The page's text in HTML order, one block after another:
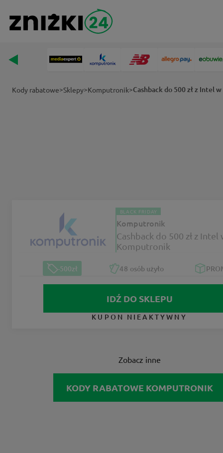
Kody rabatowe>Sklepy>Komputronik>Cashback do 500 zł z Intel
BLACK FRIDAY
Komputronik
Cashback do 500 zł z Intel
Komputronik
-500zł 48 osób użyło
IDŹ DO SKLEPU
KUPON NIEAKTYWNY
Zobacz inne
KODY RABATOWE KOMPUTRONIK